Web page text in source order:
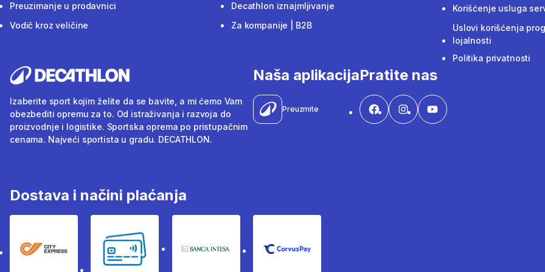
Preuzimanje u prodavnici
Vodič kroz veličine
Decathlon iznajmljivanje
Za kompanije | B2B
Korišćenje usluga
Uslovi korišćenja
lojalnosti
Politika privatnosti
Izaberite sport kojim želite da se bavite, a mi ćemo Vam
obezbediti opremu za to. Od istraživanja i razvoja do
proizvodnje i logistike. Sportska oprema po pristupačnim
cenama. Najveći sportista u gradu. DECATHLON.
Naša aplikacija
Preuzmite
Pratite nas
Dostava i načini plaćanja
City Express Bankovne karticeBanka Intesa CorvusPay